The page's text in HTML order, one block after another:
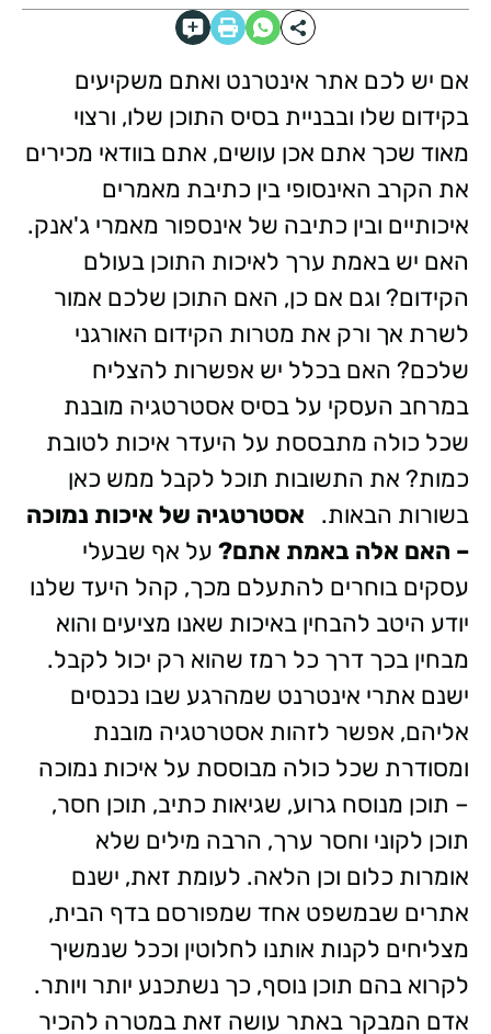
אם יש לכם אתר אינטרנט ואתם משקיעים
בקידום שלו ובבניית בסיס התוכן שלו, ורצוי
מאוד שכך אתם אכן עושים, אתם בוודאי מכירים
את הקרב האינסופי בין כתיבת מאמרים
איכותיים ובין כתיבה של אינספור מאמרי ג'אנק.
האם יש באמת ערך לאיכות התוכן בעולם
הקידום? וגם אם כן, האם התוכן שלכם אמור
לשרת אך ורק את מטרות הקידום האורגני
שלכם? האם בכלל יש אפשרות להצליח
במרחב העסקי על בסיס אסטרטגיה מובנת
שכל כולה מתבססת על היעדר איכות לטובת
כמות? את התשובות תוכל לקבל ממש כאן
בשורות הבאות.
אסטרטגיה של איכות נמוכה
– האם אלה באמת אתם? על אף שבעלי
עסקים בוחרים להתעלם מכך, קהל היעד שלנו
יודע היטב להבחין באיכות שאנו מציעים והוא
מבחין בכך דרך כל רמז שהוא רק יכול לקבל.
ישנם אתרי אינטרנט שמהרגע שבו נכנסים
אליהם, אפשר לזהות אסטרטגיה מובנת
ומסודרת שכל כולה מבוססת על איכות נמוכה
– תוכן מנוסח גרוע, שגיאות כתיב, תוכן חסר,
תוכן לקוני וחסר ערך, הרבה מילים שלא
אומרות כלום וכן הלאה. לעומת זאת, ישנם
אתרים שבמשפט אחד שמפורסם בדף הבית,
מצליחים לקנות אותנו לחלוטין וככל שנמשיך
לקרוא בהם תוכן נוסף, כך נשתכנע יותר ויותר.
אדם המבקר באתר עושה זאת במטרה להכיר